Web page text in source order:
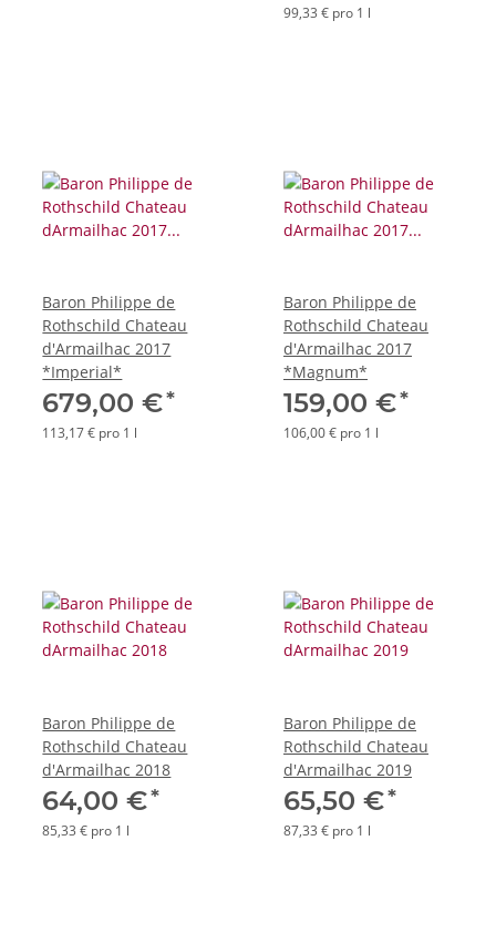
99,33 € pro 1 l
Baron Philippe de
Rothschild Chateau
d'Armailhac 2017
*Imperial*
679,00 €*
113,17 € pro 1 l
Baron Philippe de
Rothschild Chateau
d'Armailhac 2017
*Magnum*
159,00 €*
106,00 € pro 1 l
Baron Philippe de
Rothschild Chateau
d'Armailhac 2018
64,00 €*
85,33 € pro 1 l
Baron Philippe de
Rothschild Chateau
d'Armailhac 2019
65,50 €*
87,33 € pro 1 l